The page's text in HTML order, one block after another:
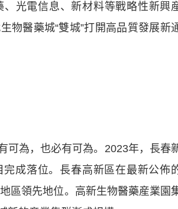
、光電信息、新材料等戰略性新興
物醫藥城“雙城”打開高品質發展新
為，也必有可為。2023年，長春
成落位。長春高新區在最新公佈
區領先地位。高新生物醫藥産業園